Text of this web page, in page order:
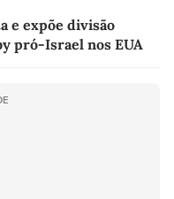
e expõe divisão
pró-Israel nos EUA